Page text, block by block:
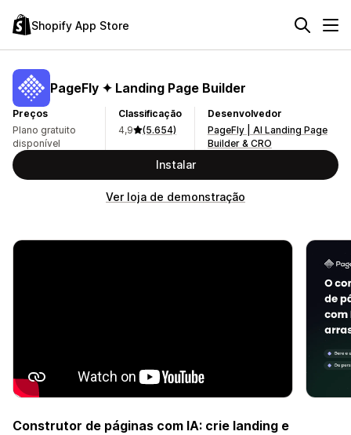
Shopify App Store
PageFly ✦ Landing Page Builder
Preços
Plano gratuito
disponível
Classificação
4,9
(5.654)
Desenvolvedor
PageFly | AI Landing Page
Builder & CRO
Instalar
Ver loja de demonstração
Construtor de páginas com IA: crie landing e